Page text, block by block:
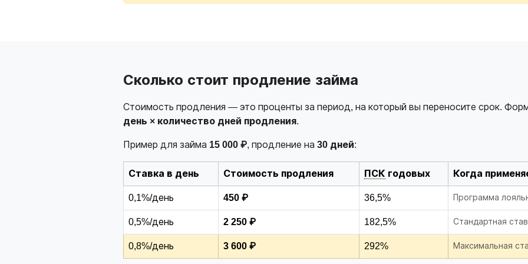
Сколько стоит продление займа
Стоимость продления — это проценты за период, на который вы переносите срок.
день × количество дней продления.
Пример для займа 15 000 ₽, продление на 30 дней:
Ставка в день Стоимость продления ПСК годовых Когда
0,1%/день 450 ₽ 36,5% Программа
0,5%/день 2 250 ₽ 182,5% Стандартная
0,8%/день 3 600 ₽ 292% Максимальная